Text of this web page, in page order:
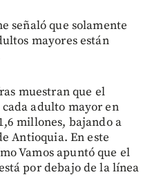
señaló que solamente
mayores están
muestran que el
adulto mayor en
millones, bajando a
Antioquia. En este
Vamos apuntó que el
por debajo de la línea